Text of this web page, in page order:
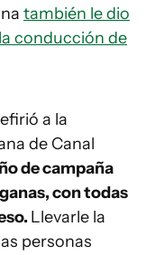
también le dio
conducción de
a la
de Canal
de campaña
con todas
Llevarle la
personas